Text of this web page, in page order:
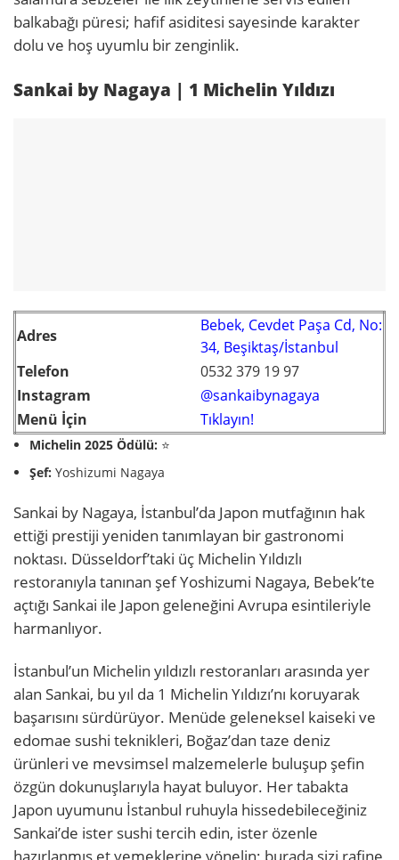
balkabağı püresi; hafif asiditesi sayesinde karakter
dolu ve hoş uyumlu bir zenginlik.
Sankai by Nagaya | 1 Michelin Yıldızı
Adres
Bebek, Cevdet Paşa Cd, No:
34, Beşiktaş/İstanbul
Telefon
0532 379 19 97
Instagram
@sankaibynagaya
Menü İçin
Tıklayın!
Michelin 2025 Ödülü: ⭐
Şef:Yoshizumi Nagaya
Sankai by Nagaya, İstanbul’da Japon mutfağının hak
ettiği prestiji yeniden tanımlayan bir gastronomi
noktası. Düsseldorf’taki üç Michelin Yıldızlı
restoranıyla tanınan şef Yoshizumi Nagaya, Bebek’te
açtığı Sankai ile Japon geleneğini Avrupa esintileriyle
harmanlıyor.
İstanbul’un Michelin yıldızlı restoranları arasında yer
alan Sankai, bu yıl da 1 Michelin Yıldızı’nı koruyarak
başarısını sürdürüyor. Menüde geleneksel kaiseki ve
edomae sushi teknikleri, Boğaz’dan taze deniz
ürünleri ve mevsimsel malzemelerle buluşup şefin
özgün dokunuşlarıyla hayat buluyor. Her tabakta
Japon uyumunu İstanbul ruhuyla hissedebileceğiniz
Sankai’de ister sushi tercih edin, ister özenle
hazırlanmış et yemeklerine yönelin; burada sizi rafine